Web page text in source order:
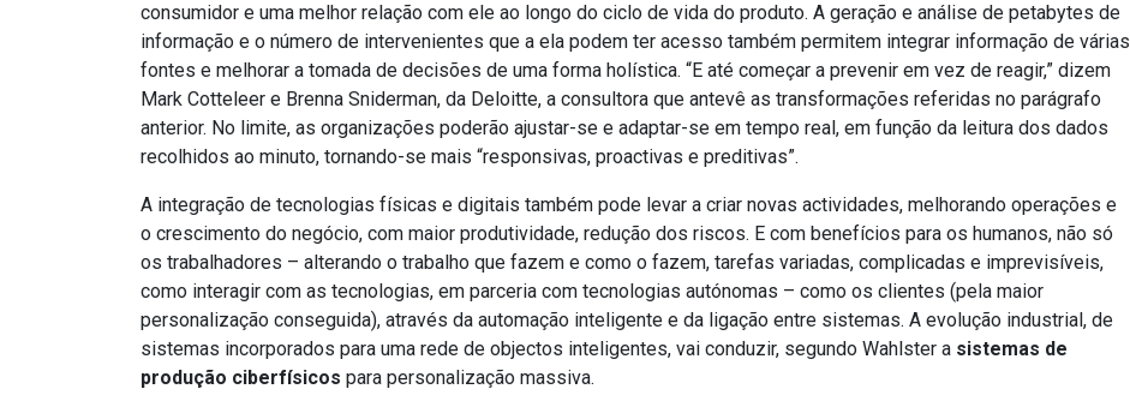
consumidor e uma melhor relação com ele ao longo do ciclo de vida do produto. A geração e análise de petabytes de
informação e o número de intervenientes que a ela podem ter acesso também permitem integrar informação de várias
fontes e melhorar a tomada de decisões de uma forma holística. “E até começar a prevenir em vez de reagir,” dizem
Mark Cotteleer e Brenna Sniderman, da Deloitte, a consultora que antevê as transformações referidas no parágrafo
anterior. No limite, as organizações poderão ajustar-se e adaptar-se em tempo real, em função da leitura dos dados
recolhidos ao minuto, tornando-se mais “responsivas, proactivas e preditivas”.
A integração de tecnologias físicas e digitais também pode levar a criar novas actividades, melhorando operações e
o crescimento do negócio, com maior produtividade, redução dos riscos. E com benefícios para os humanos, não só
os trabalhadores – alterando o trabalho que fazem e como o fazem, tarefas variadas, complicadas e imprevisíveis,
como interagir com as tecnologias, em parceria com tecnologias autónomas – como os clientes (pela maior
personalização conseguida), através da automação inteligente e da ligação entre sistemas. A evolução industrial, de
sistemas incorporados para uma rede de objectos inteligentes, vai conduzir, segundo Wahlster a sistemas de
produção ciberfísicos para personalização massiva.